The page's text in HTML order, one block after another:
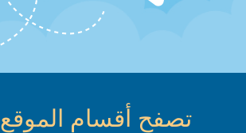
تصفح أقسام الموقع